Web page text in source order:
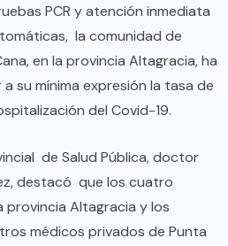
PCR y atención inmediata
la comunidad de
en la provincia Altagracia, ha
su mínima expresión la tasa de
del Covid-19.
de Salud Pública, doctor
destacó que los cuatro
provincia Altagracia y los
médicos privados de Punta